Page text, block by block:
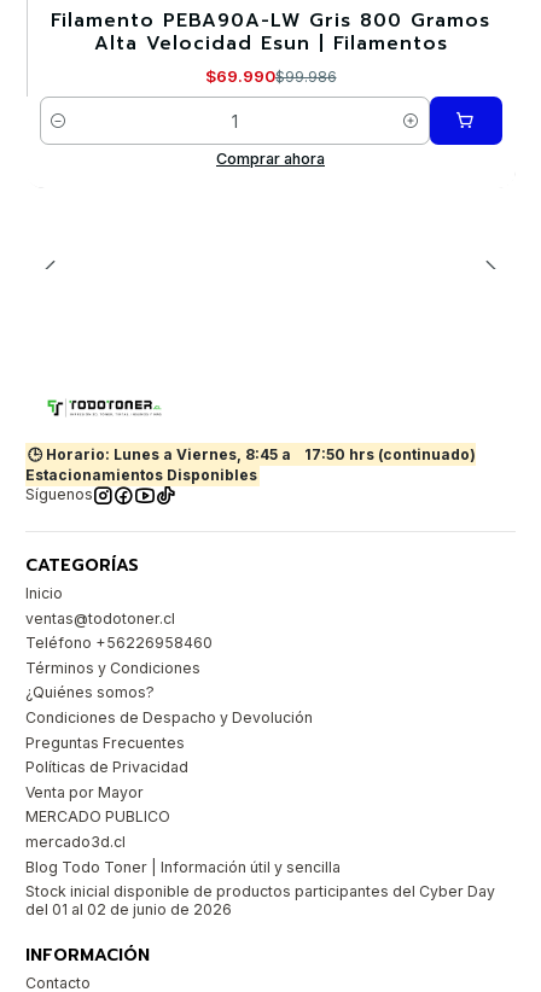
-30%
Filamento PEBA90A-LW Gris 800 Gramos
Alta Velocidad Esun | Filamentos
$69.990$99.986
Cantidad
Comprar ahora
🕒 Horario: Lunes a Viernes, 8:45 a
17:50 hrs (continuado)
Estacionamientos Disponibles
Síguenos
CATEGORÍAS
Inicio
ventas@todotoner.cl
Teléfono +56226958460
Términos y Condiciones
¿Quiénes somos?
Condiciones de Despacho y Devolución
Preguntas Frecuentes
Políticas de Privacidad
Venta por Mayor
MERCADO PUBLICO
mercado3d.cl
Blog Todo Toner | Información útil y sencilla
Stock inicial disponible de productos participantes del Cyber Day
del 01 al 02 de junio de 2026
INFORMACIÓN
Contacto